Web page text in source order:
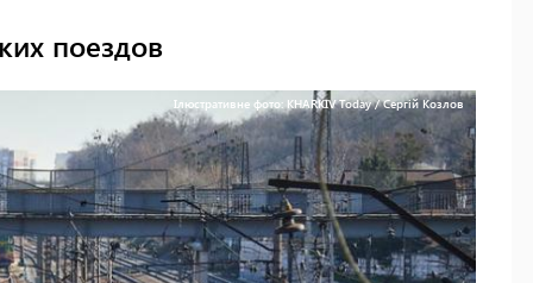
поездов
Ілюстративне фото: KHARKIV Today / Сергій Козлов